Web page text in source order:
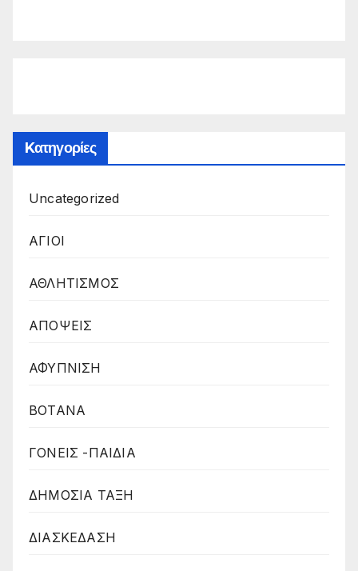
Kατηγορίες
Uncategorized
ΑΓΙΟΙ
ΑΘΛΗΤΙΣΜΟΣ
ΑΠΟΨΕΙΣ
ΑΦΥΠΝΙΣΗ
ΒΟΤΑΝΑ
ΓΟΝΕΙΣ -ΠΑΙΔΙΑ
ΔΗΜΟΣΙΑ ΤΑΞΗ
ΔΙΑΣΚΕΔΑΣΗ